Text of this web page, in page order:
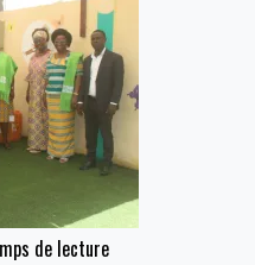
de lecture